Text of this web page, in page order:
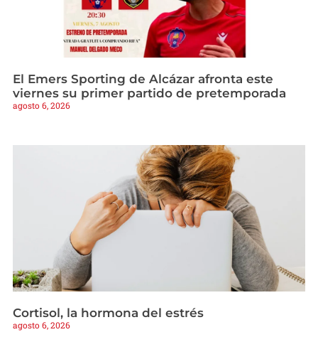
El Emers Sporting de Alcázar afronta este
viernes su primer partido de pretemporada
agosto 6, 2026
Cortisol, la hormona del estrés
agosto 6, 2026